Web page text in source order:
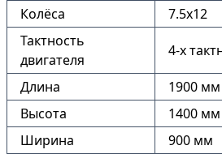
Колёса
7.5х12
Тактность
двигателя
4-х
Длина
1900 мм
Высота
1400 мм
Ширина
900 мм